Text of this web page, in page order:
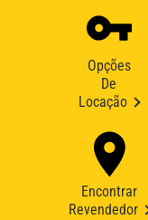
Opções
De
Locação
Encontrar
Revendedor